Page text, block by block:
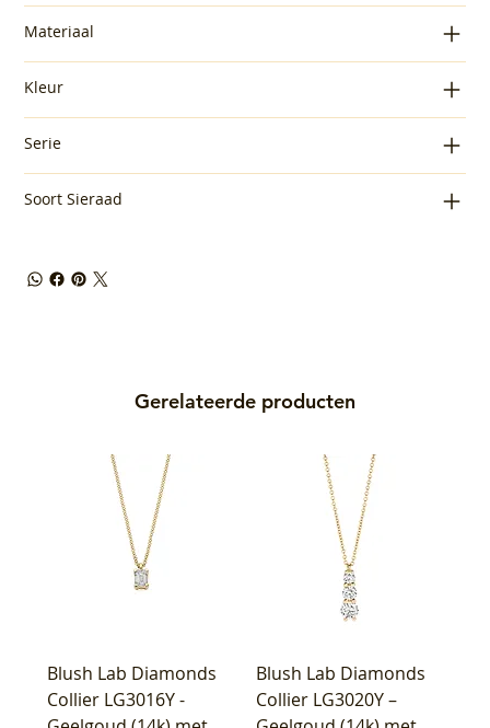
Materiaal
Kleur
Serie
Soort Sieraad
Gerelateerde producten
Blush Lab Diamonds
Collier LG3016Y -
Blush Lab Diamonds
Collier LG3020Y –